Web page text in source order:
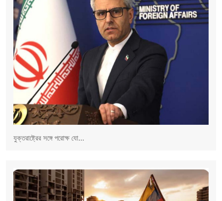
যুক্তরাষ্ট্রের সঙ্গে পরোক্ষ যো...